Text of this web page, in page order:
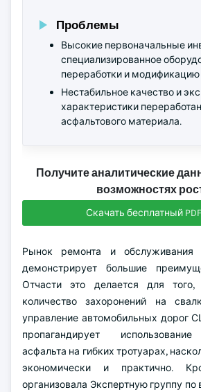
Проблемы
Высокие первоначальные
специализированное
переработки и модификацию
Нестабильное качество и
характеристики
асфальтового материала.
Получите аналитические
возможностях
Скачать бесплатный
Рынок ремонта и
демонстрирует большие
Отчасти это делается для того,
количество захоронений на
управление автомобильных дорог
пропагандирует использование
асфальта на гибких тротуарах,
экономически и практично.
организовала Экспертную группу по